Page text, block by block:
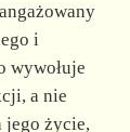
i
wywołuje
a nie
jego życie,